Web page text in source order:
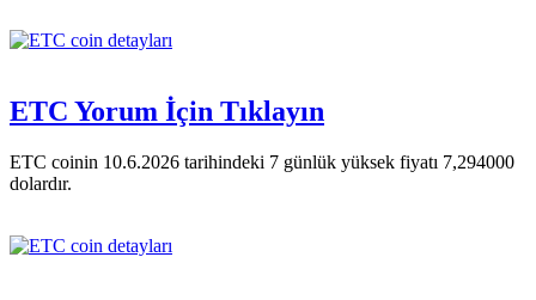
ETC Yorum İçin Tıklayın
ETC coinin 10.6.2026 tarihindeki 7 günlük yüksek fiyatı 7,294000
dolardır.